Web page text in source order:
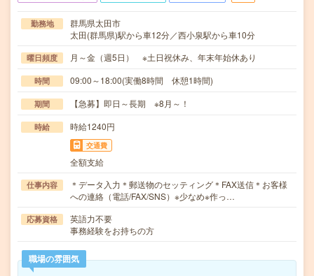
勤務地
群馬県太田市
太田(群馬県)駅から車12分／西小泉駅から車10分
曜日頻度 月～金（週5日） ※土日祝休み、年末年始休あり
時間 09:00～18:00(実働8時間 休憩1時間)
期間 【急募】即日～長期 ※8月～！
時給 時給1240円
交通費
全額支給
仕事内容
＊データ入力＊郵送物のセッティング＊FAX送信＊お客様
への連絡（電話/FAX/SNS）※少なめ※作っ…
応募資格
英語力不要
事務経験をお持ちの方
職場の雰囲気